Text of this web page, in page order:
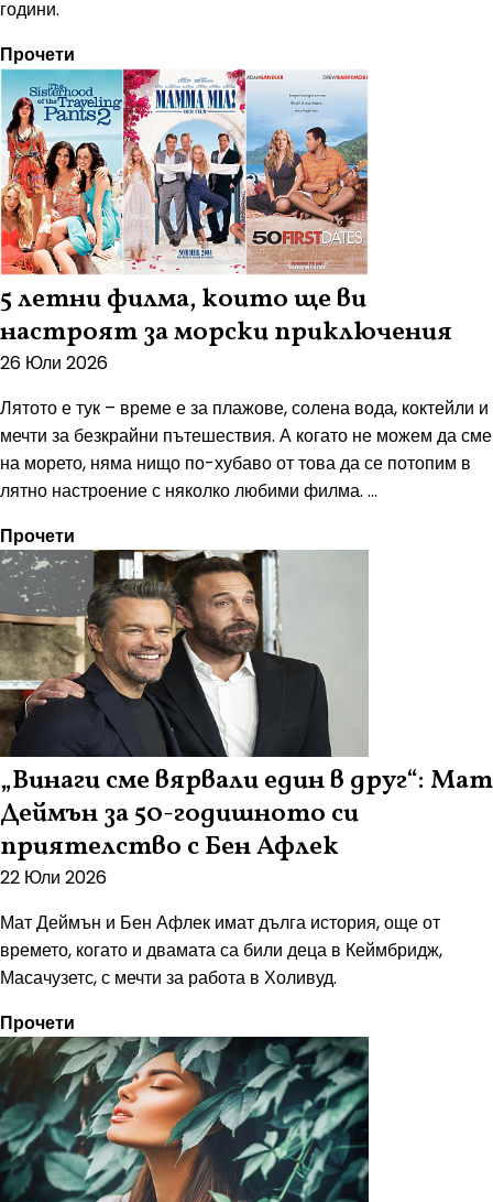
години.
Прочети
5 летни филма, които ще ви
настроят за морски приключения
26 Юли 2026
Лятото е тук – време е за плажове, солена вода, коктейли и
мечти за безкрайни пътешествия. А когато не можем да сме
на морето, няма нищо по-хубаво от това да се потопим в
лятно настроение с няколко любими филма. ...
Прочети
„Винаги сме вярвали един в друг“: Мат
Деймън за 50-годишното си
приятелство с Бен Афлек
22 Юли 2026
Мат Деймън и Бен Афлек имат дълга история, още от
времето, когато и двамата са били деца в Кеймбридж,
Масачузетс, с мечти за работа в Холивуд.
Прочети